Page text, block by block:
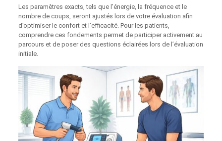
Les paramètres exacts, tels que l’énergie, la fréquence et le
nombre de coups, seront ajustés lors de votre évaluation afin
d’optimiser le confort et l’efficacité. Pour les patients,
comprendre ces fondements permet de participer activement au
parcours et de poser des questions éclairées lors de l’évaluation
initiale.